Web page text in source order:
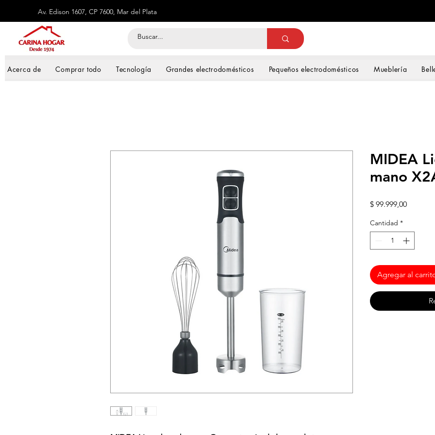
Av. Edison 1607, CP 7600, Mar del Plata
Acerca de Comprar todo Tecnología Grandes electrodomésticos Pequeños electrodomésticos Mueblería
MIDEA
mano
$ 99.999,00Precio
Cantidad *
Agregar al